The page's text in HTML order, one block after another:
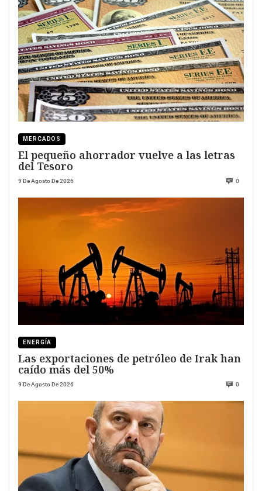
MERCADOS
El pequeño ahorrador vuelve a las letras
del Tesoro
9 De Agosto De 2026 0
ENERGÍA
Las exportaciones de petróleo de Irak han
caído más del 50%
9 De Agosto De 2026 0